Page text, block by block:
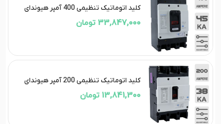
کلید اتوماتیک تنظیمی 400 آمپر هیوندای
33,847,000 تومان
کلید اتوماتیک تنظیمی 200 آمپر هیوندای
13,841,300 تومان